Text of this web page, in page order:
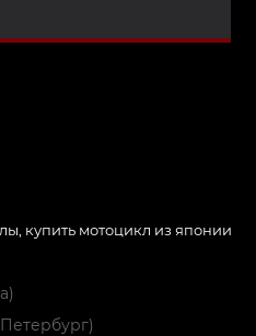
купить мотоцикл из японии